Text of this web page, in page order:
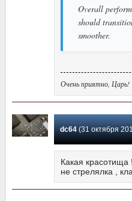
Overall
should
smoother.
Очень приятно, Царь!
dc64(31 октября 2018
Какая
не стрелялка ,